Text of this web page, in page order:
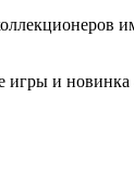
игры и